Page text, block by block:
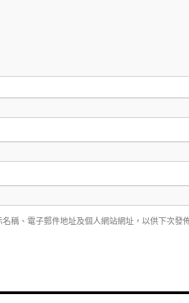
名稱、電子郵件地址及個人網站網址，以供下次發